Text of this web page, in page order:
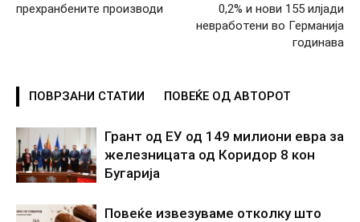
прехранбените производи
0,2% и нови 155 илјади
невработени во Германија
годинава
ПОВРЗАНИ СТАТИИ ПОВЕЌЕ ОД АВТОРОТ
Грант од ЕУ од 149 милиони евра за
железницата од Коридор 8 кон
Бугарија
Повеќе извезуваме отколку што